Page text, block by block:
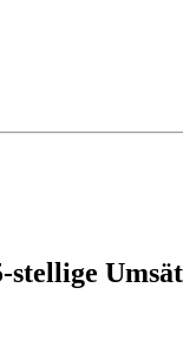
stellige